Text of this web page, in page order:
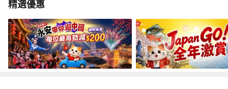
精選優惠